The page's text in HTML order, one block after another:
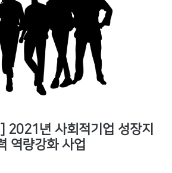
2021년 사회적기업 성장지
역량강화 사업